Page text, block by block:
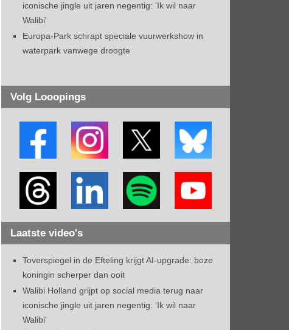
iconische jingle uit jaren negentig: 'Ik wil naar
Walibi'
Europa-Park schrapt speciale vuurwerkshow in
waterpark vanwege droogte
Volg Looopings
Laatste video's
Toverspiegel in de Efteling krijgt AI-upgrade: boze
koningin scherper dan ooit
Walibi Holland grijpt op social media terug naar
iconische jingle uit jaren negentig: 'Ik wil naar
Walibi'